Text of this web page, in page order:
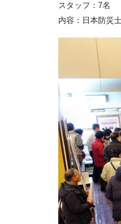
スタッフ：7名
内容：日本防災